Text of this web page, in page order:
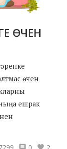
ӨЧЕН
өчен
ешрак
0 2